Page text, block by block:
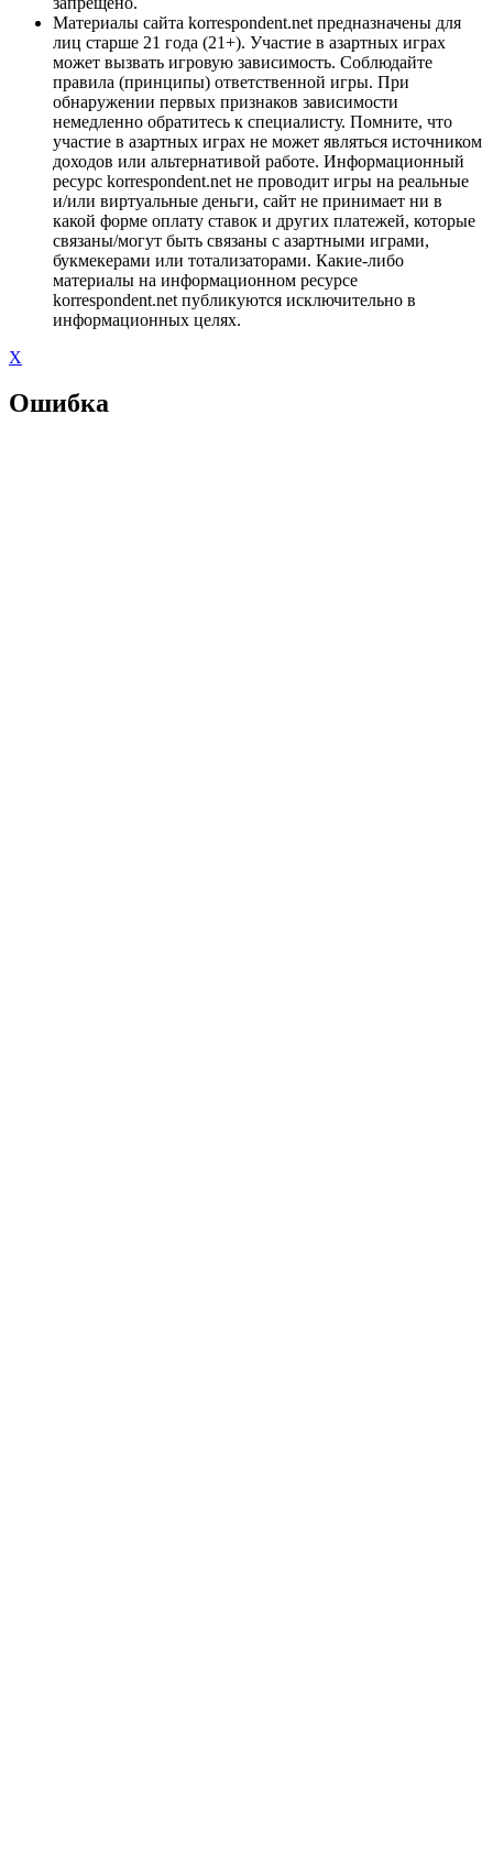
Материалы сайта korrespondent.net предназначены для
лиц старше 21 года (21+). Участие в азартных играх
может вызвать игровую зависимость. Соблюдайте
правила (принципы) ответственной игры. При
обнаружении первых признаков зависимости
немедленно обратитесь к специалисту. Помните, что
участие в азартных играх не может являться источником
доходов или альтернативой работе. Информационный
ресурс korrespondent.net не проводит игры на реальные
и/или виртуальные деньги, сайт не принимает ни в
какой форме оплату ставок и других платежей, которые
связаны/могут быть связаны с азартными играми,
букмекерами или тотализаторами. Какие-либо
материалы на информационном ресурсе
korrespondent.net публикуются исключительно в
информационных целях.
X
Ошибка